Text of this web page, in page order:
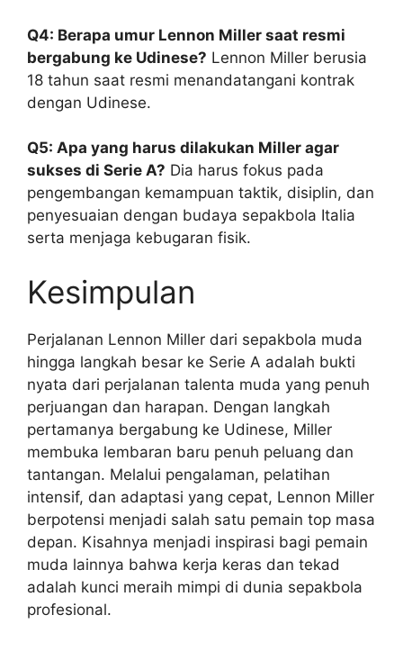
Q4: Berapa umur Lennon Miller saat resmi
bergabung ke Udinese? Lennon Miller berusia
18 tahun saat resmi menandatangani kontrak
dengan Udinese.
Q5: Apa yang harus dilakukan Miller agar
sukses di Serie A? Dia harus fokus pada
pengembangan kemampuan taktik, disiplin, dan
penyesuaian dengan budaya sepakbola Italia
serta menjaga kebugaran fisik.
Kesimpulan
Perjalanan Lennon Miller dari sepakbola muda
hingga langkah besar ke Serie A adalah bukti
nyata dari perjalanan talenta muda yang penuh
perjuangan dan harapan. Dengan langkah
pertamanya bergabung ke Udinese, Miller
membuka lembaran baru penuh peluang dan
tantangan. Melalui pengalaman, pelatihan
intensif, dan adaptasi yang cepat, Lennon Miller
berpotensi menjadi salah satu pemain top masa
depan. Kisahnya menjadi inspirasi bagi pemain
muda lainnya bahwa kerja keras dan tekad
adalah kunci meraih mimpi di dunia sepakbola
profesional.